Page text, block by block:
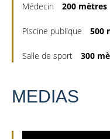
Médecin 200 mètres
Piscine publique 500
Salle de sport 300
MEDIAS